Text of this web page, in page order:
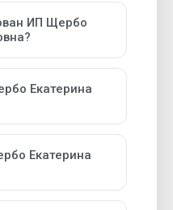
ИП Щербо
Екатерина
Екатерина